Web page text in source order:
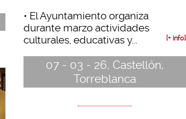
• El Ayuntamiento organiza
durante marzo actividades
culturales, educativas y...
[+ info]
07 - 03 - 26, Castellón,
Torreblanca